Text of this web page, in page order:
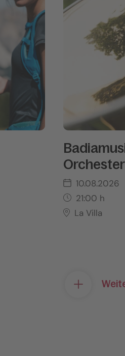
Orchester
10.08.2026
21:00 h
La Villa